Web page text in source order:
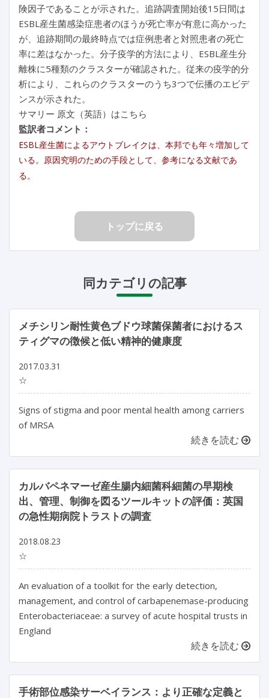
険因子であることが示された。追跡調査開始後15日間は
ESBL産生菌感染症患者のほうが死亡率が有意に高かった
が、追跡期間の最終時点では症例患者と対照患者の死亡
率に差はなかった。分子疫学的方法により、ESBL産生分
離株に5種類のクラスターが確認された。従来の疫学的分
析により、これらのクラスターのうち3つで伝播のエビデ
ンスが示された。
サマリー 原文（英語）はこちら
監訳者コメント：
ESBL産生菌によるアウトブレイクは、本邦でも年々増加して
いる。原因究明のための手段として、参考になる文献であ
る。
トップに戻る
同カテゴリの記事
メチシリン耐性黄色ブドウ球菌保菌者におけるス
ティグマの徴候と低い精神的健康度
2017.03.31
☆
Signs of stigma and poor mental health among carriers
of MRSA
続きを読む
カルバペネマーゼ産生腸内細菌科細菌の早期検
出、管理、制御を図るツールキットの評価：英国
の急性期病院トラストの調査
2018.08.23
☆
An evaluation of a toolkit for the early detection,
management, and control of carbapenemase-producing
Enterobacteriaceae: a survey of acute hospital trusts in
England
続きを読む
手術部位感染サーベイランス：より正確な定義と